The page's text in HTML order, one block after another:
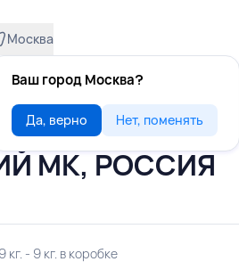
Москва
Ваш город Москва?
Да, верно Нет, поменять
МК, РОССИЯ
кг. - 9 кг. в коробке